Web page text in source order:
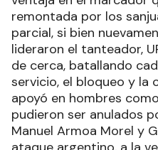
remontada por los
parcial, si bien
lideraron el tanteador,
de cerca, batallando
servicio, el bloqueo y la
apoyó en hombres
pudieron ser anulados
Manuel Armoa Morel y